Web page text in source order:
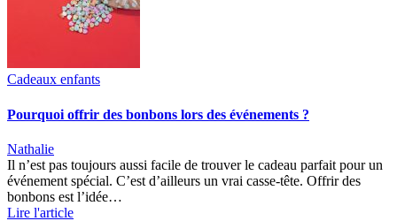
Cadeaux enfants
Pourquoi offrir des bonbons lors des événements ?
Nathalie
Il n’est pas toujours aussi facile de trouver le cadeau parfait pour un
événement spécial. C’est d’ailleurs un vrai casse-tête. Offrir des
bonbons est l’idée…
Lire l'article